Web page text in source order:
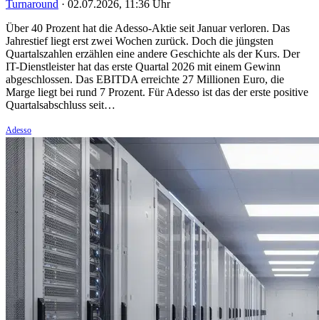
Turnaround · 02.07.2026, 11:36 Uhr
Über 40 Prozent hat die Adesso-Aktie seit Januar verloren. Das
Jahrestief liegt erst zwei Wochen zurück. Doch die jüngsten
Quartalszahlen erzählen eine andere Geschichte als der Kurs. Der
IT-Dienstleister hat das erste Quartal 2026 mit einem Gewinn
abgeschlossen. Das EBITDA erreichte 27 Millionen Euro, die
Marge liegt bei rund 7 Prozent. Für Adesso ist das der erste positive
Quartalsabschluss seit…
Adesso